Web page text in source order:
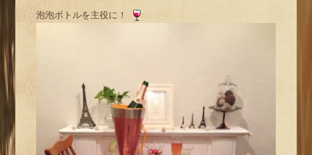
泡泡ボトルを主役に！